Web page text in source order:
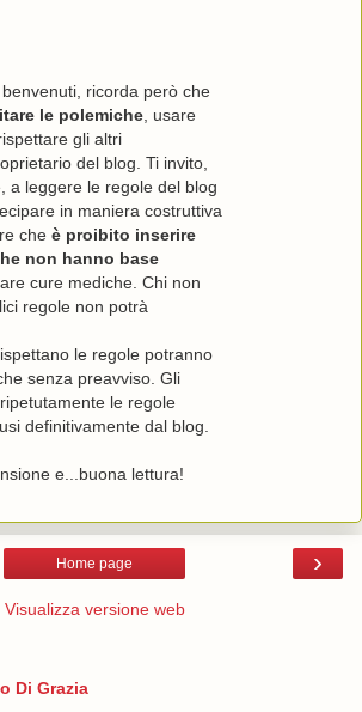
ricorda però che
le polemiche, usare
gli altri
del blog. Ti invito,
a leggere le regole del blog
in maniera costruttiva
che è proibito inserire
non hanno base
cure mediche. Chi non
regole non potrà
le regole potranno
senza preavviso. Gli
le regole
definitivamente dal blog.
e...buona lettura!
›
Home page
Visualizza versione web
Di Grazia